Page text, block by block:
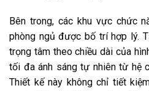
Bên trong, các khu vực chức
phòng ngủ được bố trí hợp lý.
trọng tâm theo chiều dài của
tối đa ánh sáng tự nhiên từ hệ
Thiết kế này không chỉ tiết